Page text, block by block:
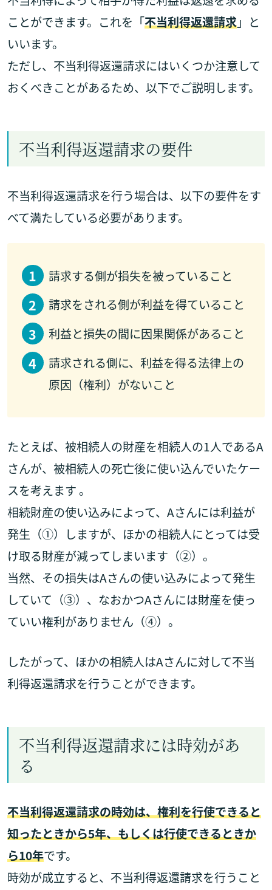
ことができます。これを「不当利得返還請求」と
いいます。
ただし、不当利得返還請求にはいくつか注意して
おくべきことがあるため、以下でご説明します。
不当利得返還請求の要件
不当利得返還請求を行う場合は、以下の要件をす
べて満たしている必要があります。
請求する側が損失を被っていること
請求をされる側が利益を得ていること
利益と損失の間に因果関係があること
請求される側に、利益を得る法律上の
原因（権利）がないこと
たとえば、被相続人の財産を相続人の1人であるA
さんが、被相続人の死亡後に使い込んでいたケー
スを考えます 。
相続財産の使い込みによって、Aさんには利益が
発生（①）しますが、ほかの相続人にとっては受
け取る財産が減ってしまいます（②）。
当然、その損失はAさんの使い込みによって発生
していて（③）、なおかつAさんには財産を使っ
ていい権利がありません（④）。
したがって、ほかの相続人はAさんに対して不当
利得返還請求を行うことができます。
不当利得返還請求には時効があ
る
不当利得返還請求の時効は、権利を行使できると
知ったときから5年、もしくは行使できるときか
ら10年です。
時効が成立すると、不当利得返還請求を行うこと